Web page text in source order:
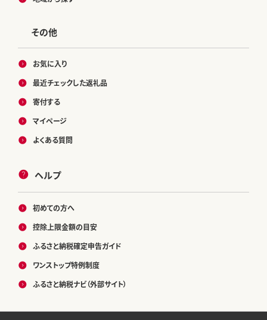
その他
お気に入り
最近チェックした返礼品
寄付する
マイページ
よくある質問
ヘルプ
初めての方へ
控除上限金額の目安
ふるさと納税確定申告ガイド
ワンストップ特例制度
ふるさと納税ナビ（外部サイト）